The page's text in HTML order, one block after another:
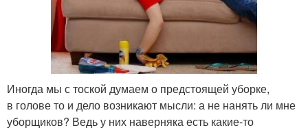
Иногда мы с тоской думаем о предстоящей уборке,
в голове то и дело возникают мысли: а не нанять ли мне
уборщиков? Ведь у них наверняка есть какие-то